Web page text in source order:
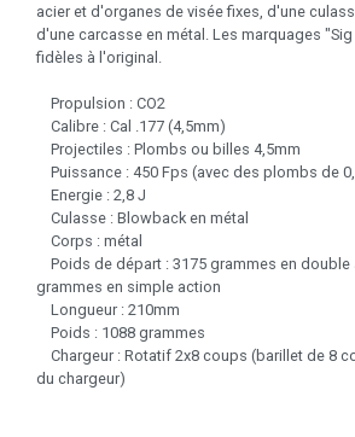
acier et d'organes de visée fixes, d'une
d'une carcasse en métal. Les marquages
fidèles à l'original.
Propulsion : CO2
Calibre : Cal .177 (4,5mm)
Projectiles : Plombs ou billes 4,5mm
Puissance : 450 Fps (avec des plombs de
Energie : 2,8 J
Culasse : Blowback en métal
Corps : métal
Poids de départ : 3175 grammes en double
grammes en simple action
Longueur : 210mm
Poids : 1088 grammes
Chargeur : Rotatif 2x8 coups (barillet de 8
du chargeur)